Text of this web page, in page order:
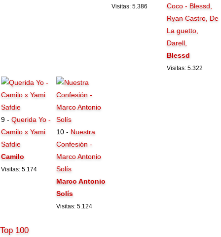
Visitas: 5.386
Coco - Blessd,
Ryan Castro, De
La guetto,
Darell,
Blessd
Visitas: 5.322
9 -Querida Yo -
Camilo x Yami
Safdie
Camilo
Visitas: 5.174
10 - Nuestra
Confesión -
Marco Antonio
Solís
Marco Antonio
Solís
Visitas: 5.124
Top 100